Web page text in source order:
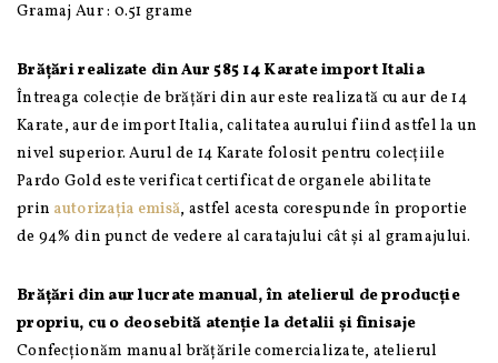
Gramaj Aur : 0.51 grame
Brățări realizate din Aur 585 14 Karate import Italia
Întreaga colecție de brățări din aur este realizată cu aur de 14
Karate, aur de import Italia, calitatea aurului fiind astfel la un
nivel superior. Aurul de 14 Karate folosit pentru colecțiile
Pardo Gold este verificat certificat de organele abilitate
prin autorizația emisă, astfel acesta corespunde în proportie
de 94% din punct de vedere al caratajului cât și al gramajului.
Brățări din aur lucrate manual, în atelierul de producție
propriu, cu o deosebită atenție la detalii și finisaje
Confecționăm manual brățările comercializate, atelierul